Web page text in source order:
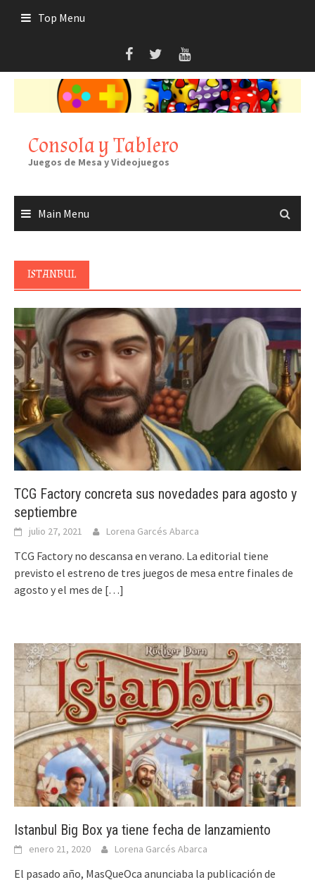
Top Menu
Consola y Tablero
Juegos de Mesa y Videojuegos
Main Menu
ISTANBUL
TCG Factory concreta sus novedades para agosto y
septiembre
julio 27, 2021 Lorena Garcés Abarca
TCG Factory no descansa en verano. La editorial tiene
previsto el estreno de tres juegos de mesa entre finales de
agosto y el mes de […]
Istanbul Big Box ya tiene fecha de lanzamiento
enero 21, 2020 Lorena Garcés Abarca
El pasado año, MasQueOca anunciaba la publicación de